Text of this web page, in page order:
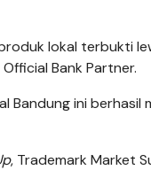
lokal terbukti
Bank Partner.
Bandung ini berhasil
, Trademark Market